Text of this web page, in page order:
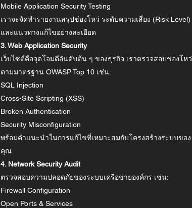
Mobile Application Security Testing
เราจะจัดทำรายงานสรุปช่องโหว่ ระดับความเสี่ยง (Risk Level)
และแนวทางแก้ไขอย่างละเอียด
3. Web Application Security
เว็บไซต์คือจุดโจมตีอันดับต้น ๆ ของธุรกิจ เราตรวจสอบช่องโหว่
ตามมาตรฐาน OWASP Top 10 เช่น:
SQL Injection
Cross-Site Scripting (XSS)
Broken Authentication
Security Misconfiguration
พร้อมคำแนะนำในการแก้ไขที่เหมาะสมกับโครงสร้างระบบของ
คุณ
4. Network Security Audit
ตรวจสอบความปลอดภัยของระบบเครือข่ายองค์กร เช่น:
Firewall Configuration
Open Ports & Services